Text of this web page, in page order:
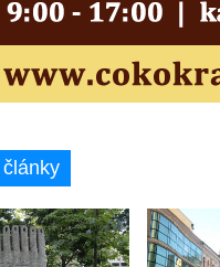
Jana Legáta na hřbitově v Cítolibech
Karla Trenklera na hřbitově v
deska Jaroslava Lhotského na
obětem 1. a 2. světové války před
na místě hrobu ruských vojáků z
válek u silnice z Chlumčan